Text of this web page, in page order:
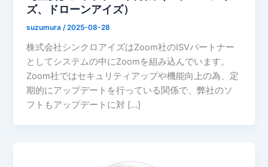
ズ、ドローンアイズ）
suzumura/2025-08-28
株式会社シンクロアイズはZoom社のISVパートナー
としてシステムの中にZoomを組み込んでいます。
Zoom社ではセキュリティアップや機能向上の為、定
期的にアップデートを行っている関係で、弊社のソ
フトもアップデートに対 […]